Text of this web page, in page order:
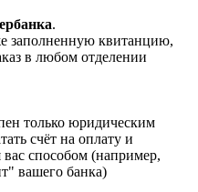
.
заполненную квитанцию,
в любом отделении
только юридическим
счёт на оплату и
способом (например,
вашего банка)